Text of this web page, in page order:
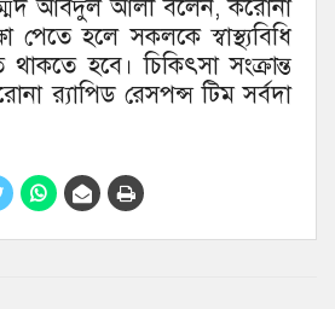
আবদুল আলী বলেন, করোনা
পেতে হলে সকলকে স্বাস্থ্যবিধি
থাকতে হবে। চিকিৎসা সংক্রান্ত
র‌্যাপিড রেসপন্স টিম সর্বদা